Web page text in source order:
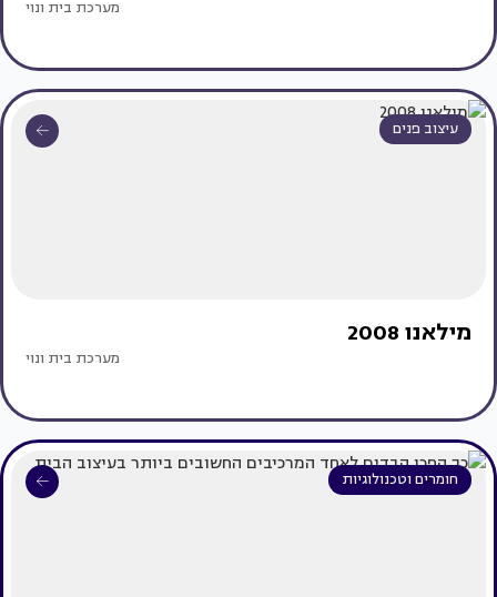
מערכת בית ונוי
עיצוב פנים
מילאנו 2008
מערכת בית ונוי
חומרים וטכנולוגיות